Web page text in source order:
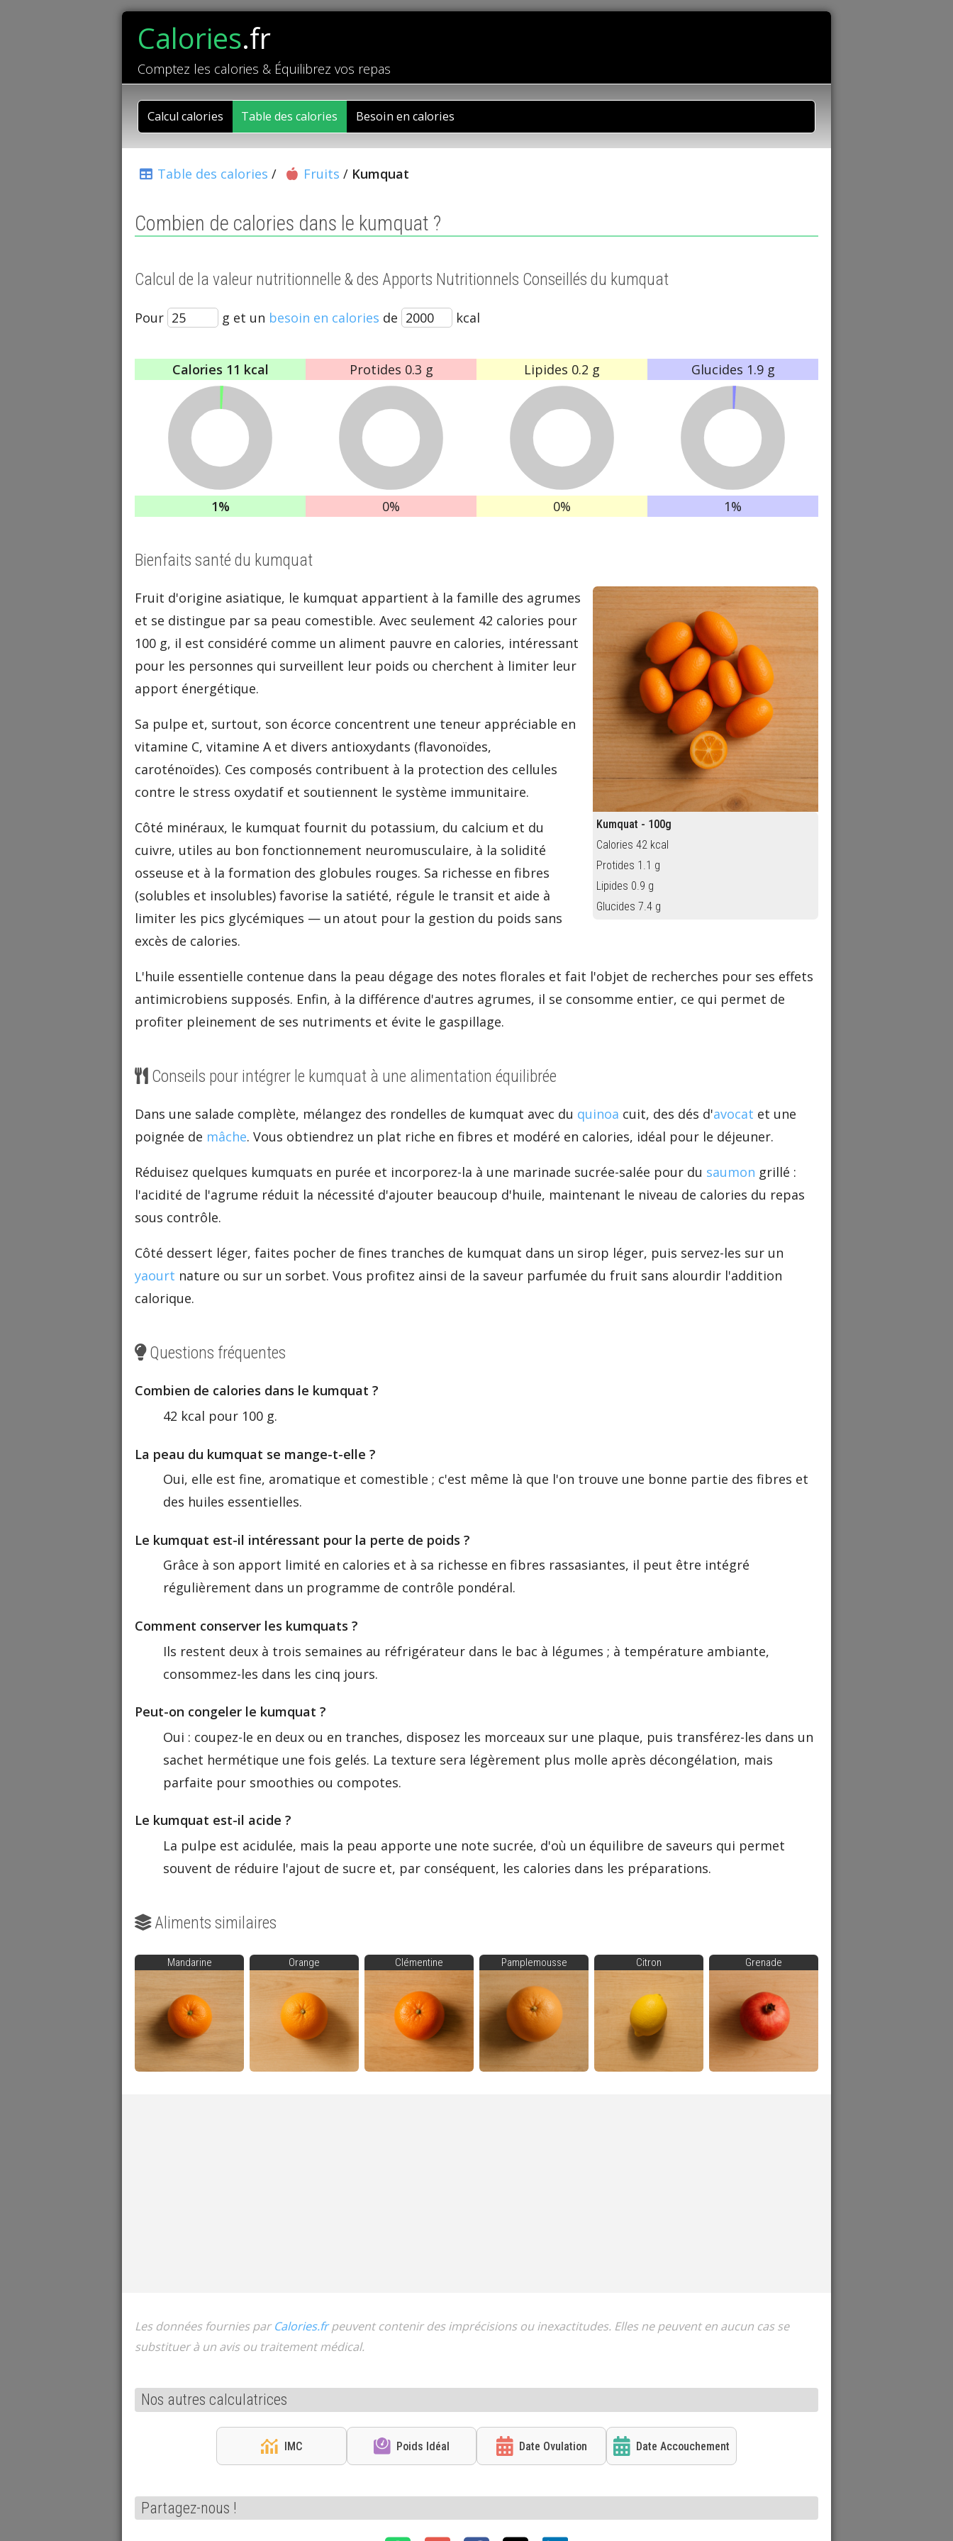
Calories.fr
Comptez les calories & Équilibrez vos repas
Calcul calories Table des calories Besoin en calories
Table des calories / Fruits / Kumquat
Combien de calories dans le kumquat ?
Calcul de la valeur nutritionnelle & des Apports Nutritionnels Conseillés du kumquat
Pour g et un besoin en calories de kcal
Calories 11 kcal Protides 0.3 g Lipides 0.2 g Glucides 1.9 g
1% 0% 0% 1%
Bienfaits santé du kumquat
Kumquat - 100g
Calories 42 kcal
Protides 1.1 g
Lipides 0.9 g
Glucides 7.4 g
Fruit d'origine asiatique, le kumquat appartient à la famille des agrumes
et se distingue par sa peau comestible. Avec seulement 42 calories pour
100 g, il est considéré comme un aliment pauvre en calories, intéressant
pour les personnes qui surveillent leur poids ou cherchent à limiter leur
apport énergétique.
Sa pulpe et, surtout, son écorce concentrent une teneur appréciable en
vitamine C, vitamine A et divers antioxydants (flavonoïdes,
caroténoïdes). Ces composés contribuent à la protection des cellules
contre le stress oxydatif et soutiennent le système immunitaire.
Côté minéraux, le kumquat fournit du potassium, du calcium et du
cuivre, utiles au bon fonctionnement neuromusculaire, à la solidité
osseuse et à la formation des globules rouges. Sa richesse en fibres
(solubles et insolubles) favorise la satiété, régule le transit et aide à
limiter les pics glycémiques — un atout pour la gestion du poids sans
excès de calories.
L'huile essentielle contenue dans la peau dégage des notes florales et fait l'objet de recherches pour ses effets
antimicrobiens supposés. Enfin, à la différence d'autres agrumes, il se consomme entier, ce qui permet de
profiter pleinement de ses nutriments et évite le gaspillage.
Conseils pour intégrer le kumquat à une alimentation équilibrée
Dans une salade complète, mélangez des rondelles de kumquat avec du quinoa cuit, des dés d'avocat et une
poignée de mâche. Vous obtiendrez un plat riche en fibres et modéré en calories, idéal pour le déjeuner.
Réduisez quelques kumquats en purée et incorporez-la à une marinade sucrée-salée pour du saumon grillé :
l'acidité de l'agrume réduit la nécessité d'ajouter beaucoup d'huile, maintenant le niveau de calories du repas
sous contrôle.
Côté dessert léger, faites pocher de fines tranches de kumquat dans un sirop léger, puis servez-les sur un
yaourt nature ou sur un sorbet. Vous profitez ainsi de la saveur parfumée du fruit sans alourdir l'addition
calorique.
Questions fréquentes
Combien de calories dans le kumquat ?
42 kcal pour 100 g.
La peau du kumquat se mange-t-elle ?
Oui, elle est fine, aromatique et comestible ; c'est même là que l'on trouve une bonne partie des fibres et
des huiles essentielles.
Le kumquat est-il intéressant pour la perte de poids ?
Grâce à son apport limité en calories et à sa richesse en fibres rassasiantes, il peut être intégré
régulièrement dans un programme de contrôle pondéral.
Comment conserver les kumquats ?
Ils restent deux à trois semaines au réfrigérateur dans le bac à légumes ; à température ambiante,
consommez-les dans les cinq jours.
Peut-on congeler le kumquat ?
Oui : coupez-le en deux ou en tranches, disposez les morceaux sur une plaque, puis transférez-les dans un
sachet hermétique une fois gelés. La texture sera légèrement plus molle après décongélation, mais
parfaite pour smoothies ou compotes.
Le kumquat est-il acide ?
La pulpe est acidulée, mais la peau apporte une note sucrée, d'où un équilibre de saveurs qui permet
souvent de réduire l'ajout de sucre et, par conséquent, les calories dans les préparations.
Aliments similaires
Mandarine Orange Clémentine Pamplemousse Citron Grenade
Les données fournies parCalories.frpeuvent contenir des imprécisions ou inexactitudes. Elles ne peuvent en aucun cas se
substituer à un avis ou traitement médical.
Nos autres calculatrices
IMC Poids Idéal Date Ovulation Date Accouchement
Partagez-nous !